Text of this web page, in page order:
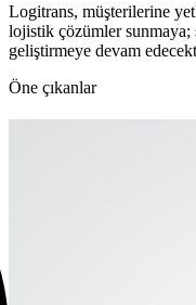
Logitrans, müşterilerine
lojistik çözümler sunmaya;
geliştirmeye devam
Öne çıkanlar